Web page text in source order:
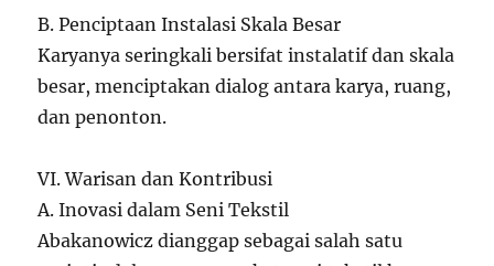
B. Penciptaan Instalasi Skala Besar
Karyanya seringkali bersifat instalatif dan skala
besar, menciptakan dialog antara karya, ruang,
dan penonton.
VI. Warisan dan Kontribusi
A. Inovasi dalam Seni Tekstil
Abakanowicz dianggap sebagai salah satu